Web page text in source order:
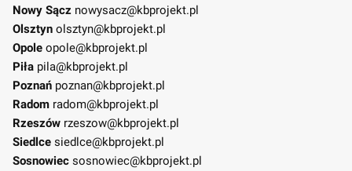
Nowy Sącz nowysacz@kbprojekt.pl
Olsztyn olsztyn@kbprojekt.pl
Opole opole@kbprojekt.pl
Piła pila@kbprojekt.pl
Poznań poznan@kbprojekt.pl
Radom radom@kbprojekt.pl
Rzeszów rzeszow@kbprojekt.pl
Siedlce siedlce@kbprojekt.pl
Sosnowiec sosnowiec@kbprojekt.pl